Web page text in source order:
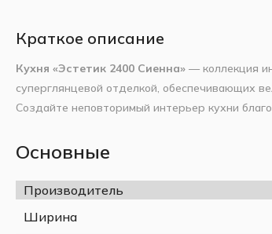
Краткое описание
Кухня «Эстетик 2400 Сиенна» — коллекция
суперглянцевой отделкой, обеспечивающих
Создайте неповторимый интерьер кухни
пространство независимо от размеров кухни.
Минималистичный дизайн линии выделяется
повышенной стойкостью к механическим
Основные
Производитель
Ширина